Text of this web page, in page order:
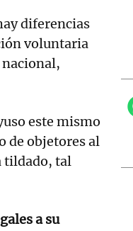
diferencias
voluntaria
nacional,
este mismo
de objetores al
tildado, tal
a su